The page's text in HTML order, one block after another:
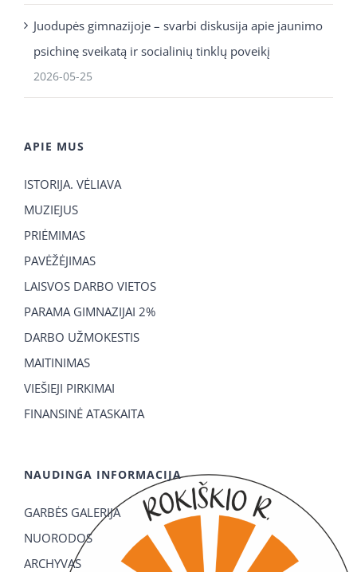
Juodupės gimnazijoje – svarbi diskusija apie jaunimo
psichinę sveikatą ir socialinių tinklų poveikį
2026-05-25
APIE MUS
ISTORIJA. VĖLIAVA
MUZIEJUS
PRIĖMIMAS
PAVĖŽĖJIMAS
LAISVOS DARBO VIETOS
PARAMA GIMNAZIJAI 2%
DARBO UŽMOKESTIS
MAITINIMAS
VIEŠIEJI PIRKIMAI
FINANSINĖ ATASKAITA
NAUDINGA INFORMACIJA
GARBĖS GALERIJA
NUORODOS
ARCHYVAS